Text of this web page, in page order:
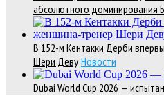
абсолютного доминирования
В 152-м Кентакки Дерби
Шери Деву Новости
Dubai World Cup 2026 —